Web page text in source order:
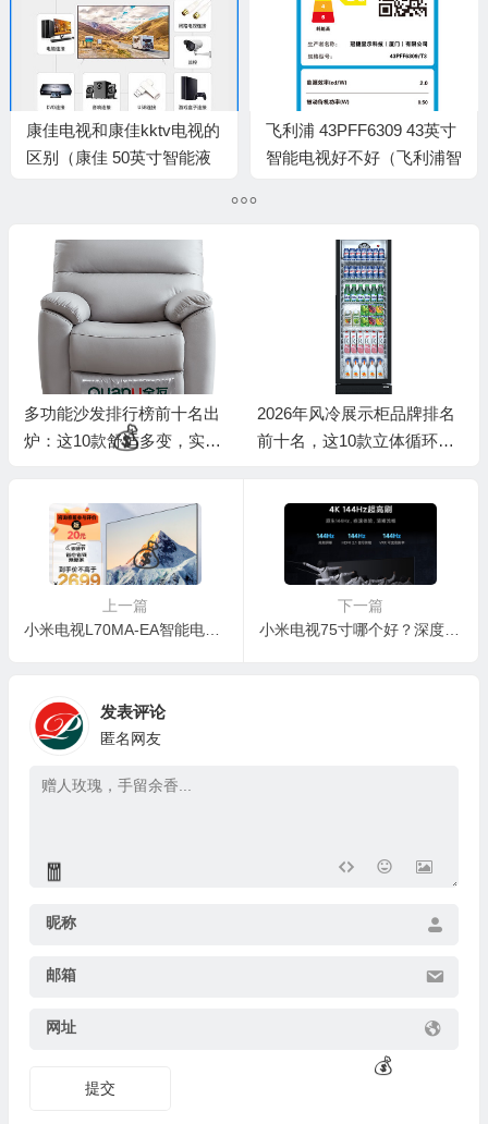
康佳电视和康佳kktv电视的
区别（康佳 50英寸智能液
飞利浦 43PFF6309 43英寸
智能电视好不好（飞利浦智
多功能沙发排行榜前十名出
炉：这10款舒适多变，实用
2026年风冷展示柜品牌排名
前十名，这10款立体循环制
上一篇
小米电视L70MA-EA智能电视怎么样？深度解析与体验分享
下一篇
小米电视75寸哪个好？深度解析小米L75M9-S智能电视的优缺点
发表评论
匿名网友
昵称
邮箱
网址
提交
🎁